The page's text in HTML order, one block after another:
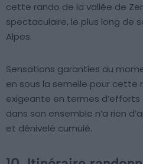
cette rando de la vallée de
spectaculaire, le plus long de
Alpes.
Sensations garanties au
en sous la semelle pour cette
exigeante en termes
dans son ensemble n’a rien
et dénivelé cumulé.